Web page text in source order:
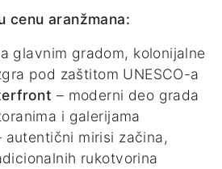
cenu aranžmana:
glavnim gradom, kolonijalne
pod zaštitom UNESCO-a
– moderni deo grada
i galerijama
autentični mirisi začina,
rukotvorina